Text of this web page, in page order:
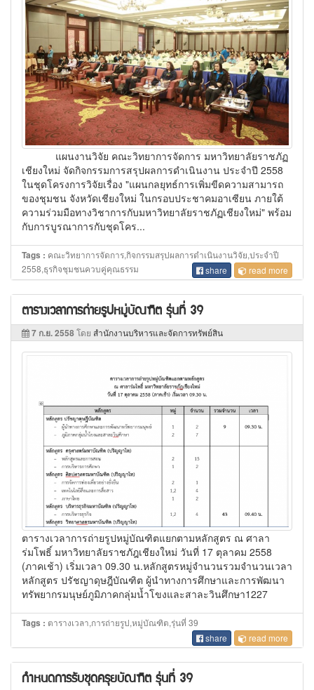
แผนงานวิจัย คณะวิทยาการจัดการ มหาวิทยาลัยราชภัฏ
เชียงใหม่ จัดกิจกรรมการสรุปผลการดำเนินงาน ประจำปี 2558
ในชุดโครงการวิจัยเรื่อง "แผนกลยุทธ์การเพิ่มขีดความสามารถ
ของชุมชน จังหวัดเชียงใหม่ ในกรอบประชาคมอาเซียน ภายใต้
ความร่วมมือทางวิชาการกับมหาวิทยาลัยราชภัฏเชียงใหม่" พร้อม
กับการบูรณาการกับชุดโคร...
Tags : คณะวิทยาการจัดการ,กิจกรรมสรุปผลการดำเนินงานวิจัย,ประจำปี
2558,ธุรกิจชุมชนควบคู่คุณธรรม
share read more
ตารางเวลาการถ่ายรูปหมู่บัณฑิต รุ่นที่ 39
7 ก.ย. 2558โดย สำนักงานบริหารและจัดการทรัพย์สิน
ตารางเวลาการถ่ายรูปหมู่บัณฑิตแยกตามหลักสูตร ณ ศาลา
ร่มโพธิ์ มหาวิทยาลัยราชภัฎเชียงใหม่ วันที่ 17 ตุลาคม 2558
(ภาคเช้า) เริ่มเวลา 09.30 น.หลักสูตรหมู่จำนวนรวมจำนวนเวลา
หลักสูตร ปรัชญาดุษฎีบัณฑิต ผู้นำทางการศึกษาและการพัฒนา
ทรัพยากรมนุษย์ภูมิภาคกลุ่มน้ำโขงและสาละวินศึกษา1227
Tags : ตารางเวลา,การถ่ายรูป,หมู่บัณฑิต,รุ่นที่ 39
share
read more
กำหนดการรับชุดครุยบัณฑิต รุ่นที่ 39